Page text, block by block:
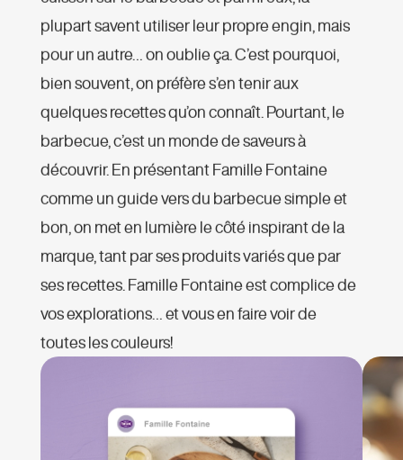
plupart savent utiliser leur propre engin, mais
pour un autre… on oublie ça. C’est pourquoi,
bien souvent, on préfère s’en tenir aux
quelques recettes qu’on connaît. Pourtant, le
barbecue, c’est un monde de saveurs à
découvrir. En présentant Famille Fontaine
comme un guide vers du barbecue simple et
bon, on met en lumière le côté inspirant de la
marque, tant par ses produits variés que par
ses recettes. Famille Fontaine est complice de
vos explorations… et vous en faire voir de
toutes les couleurs!